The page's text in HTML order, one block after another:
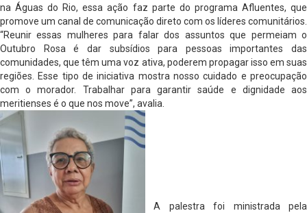
na Águas do Rio, essa ação faz parte do programa Afluentes, que
promove um canal de comunicação direto com os líderes comunitários.
“Reunir essas mulheres para falar dos assuntos que permeiam o
Outubro Rosa é dar subsídios para pessoas importantes das
comunidades, que têm uma voz ativa, poderem propagar isso em suas
regiões. Esse tipo de iniciativa mostra nosso cuidado e preocupação
com o morador. Trabalhar para garantir saúde e dignidade aos
meritienses é o que nos move”, avalia.
A palestra foi ministrada pela